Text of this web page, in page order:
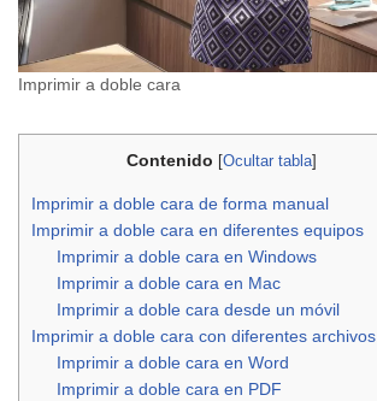
Imprimir a doble cara
Contenido [Ocultar tabla]
Imprimir a doble cara de forma manual
Imprimir a doble cara en diferentes equipos
Imprimir a doble cara en Windows
Imprimir a doble cara en Mac
Imprimir a doble cara desde un móvil
Imprimir a doble cara con diferentes archivos
Imprimir a doble cara en Word
Imprimir a doble cara en PDF